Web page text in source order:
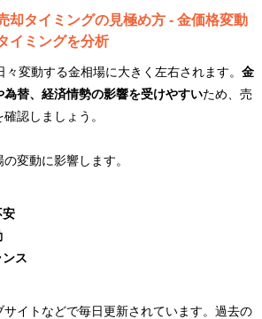
却タイミングの見極め方 - 金価格変動
イミングを分析
変動する金相場に大きく左右されます。 金
替、経済情勢の影響を受けやすいため、売
認しましょう。
変動に影響します。
安
ス
イトなどで毎日更新されています。過去の